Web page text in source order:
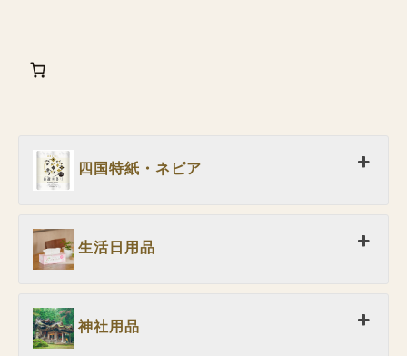
四国特紙・ネピア
生活日用品
神社用品